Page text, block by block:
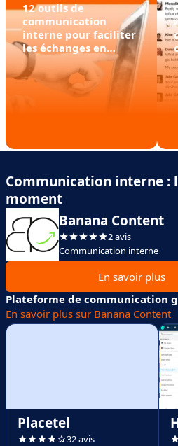
12 outils de
communication
interne pour faciliter
les échanges en
entreprise
Communication interne :
moment
Banana Content
2 avis
Communication interne
En savoir plus
Plateforme de communication
En savoir plus sur Banana Content
Placetel
32 avis